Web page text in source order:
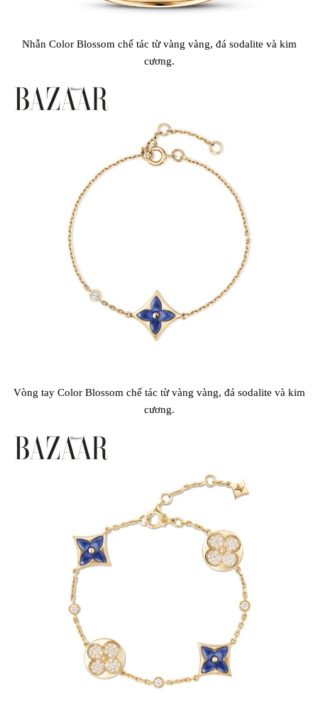
Nhẫn Color Blossom chế tác từ vàng vàng, đá sodalite và kim
cương.
Vòng tay Color Blossom chế tác từ vàng vàng, đá sodalite và kim
cương.